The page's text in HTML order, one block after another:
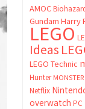
AMOC
Gundam Harry
LEGO
Ideas
LEGO Technic
Hunter
Netflix
overwatch PC